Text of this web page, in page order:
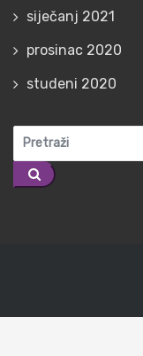
siječanj 2021
prosinac 2020
studeni 2020